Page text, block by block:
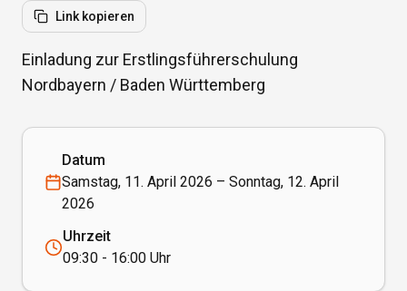
Link kopieren
Einladung zur Erstlingsführerschulung
Nordbayern / Baden Württemberg
Datum
Samstag, 11. April 2026 – Sonntag, 12. April
2026
Uhrzeit
09:30 - 16:00 Uhr